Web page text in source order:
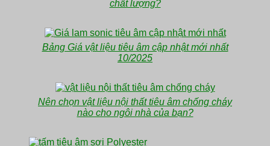
chất lượng?
Bảng Giá vật liệu tiêu âm cập nhật mới nhất
10/2025
Nên chọn vật liệu nội thất tiêu âm chống cháy
nào cho ngôi nhà của bạn?